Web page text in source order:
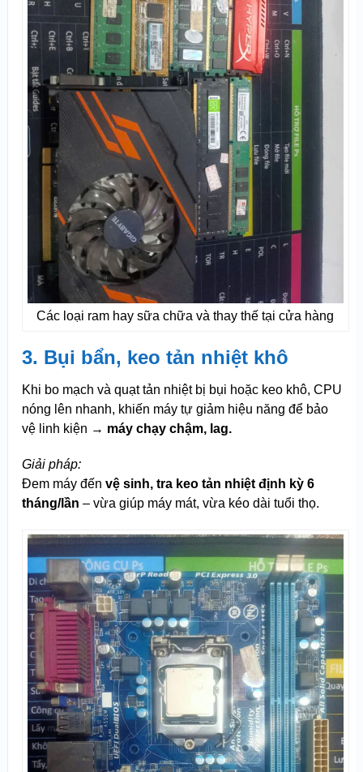
Các loại ram hay sữa chữa và thay thế tại cửa hàng
3. Bụi bẩn, keo tản nhiệt khô
Khi bo mạch và quạt tản nhiệt bị bụi hoặc keo khô, CPU
nóng lên nhanh, khiến máy tự giảm hiệu năng để bảo
vệ linh kiện → máy chạy chậm, lag.
Giải pháp:
Đem máy đến vệ sinh, tra keo tản nhiệt định kỳ 6
tháng/lần – vừa giúp máy mát, vừa kéo dài tuổi thọ.